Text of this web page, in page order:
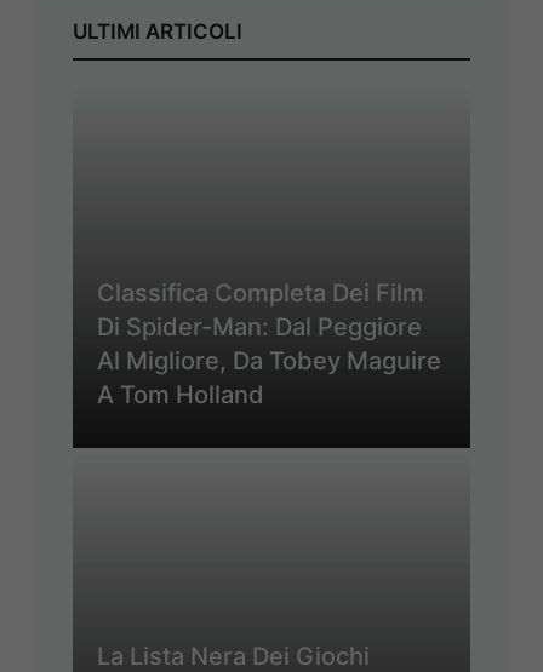
ULTIMI ARTICOLI
Classifica Completa Dei Film
Di Spider-Man: Dal Peggiore
Al Migliore, Da Tobey Maguire
A Tom Holland
La Lista Nera Dei Giochi